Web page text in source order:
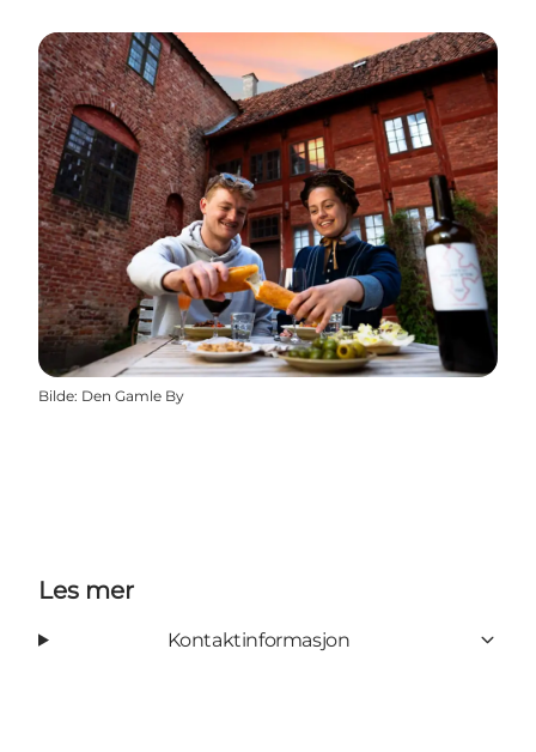
Bilde: Den Gamle By
Les mer
Kontaktinformasjon